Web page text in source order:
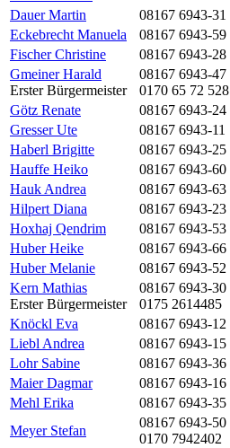
Dauer Martin
08167 6943-31
Eckebrecht Manuela
08167 6943-59
Fischer Christine
08167 6943-28
Gmeiner Harald
Erster Bürgermeister
08167 6943-47
0170 65 72 528
Götz Renate
08167 6943-24
Gresser Ute
08167 6943-11
Haberl Brigitte
08167 6943-25
Hauffe Heiko
08167 6943-60
Hauk Andrea
08167 6943-63
Hilpert Diana
08167 6943-23
Hoxhaj Qendrim
08167 6943-53
Huber Heike
08167 6943-66
Huber Melanie
08167 6943-52
Kern Mathias
Erster Bürgermeister
08167 6943-30
0175 2614485
Knöckl Eva
08167 6943-12
Liebl Andrea
08167 6943-15
Lohr Sabine
08167 6943-36
Maier Dagmar
08167 6943-16
Mehl Erika
08167 6943-35
Meyer Stefan
08167 6943-50
0170 7942402